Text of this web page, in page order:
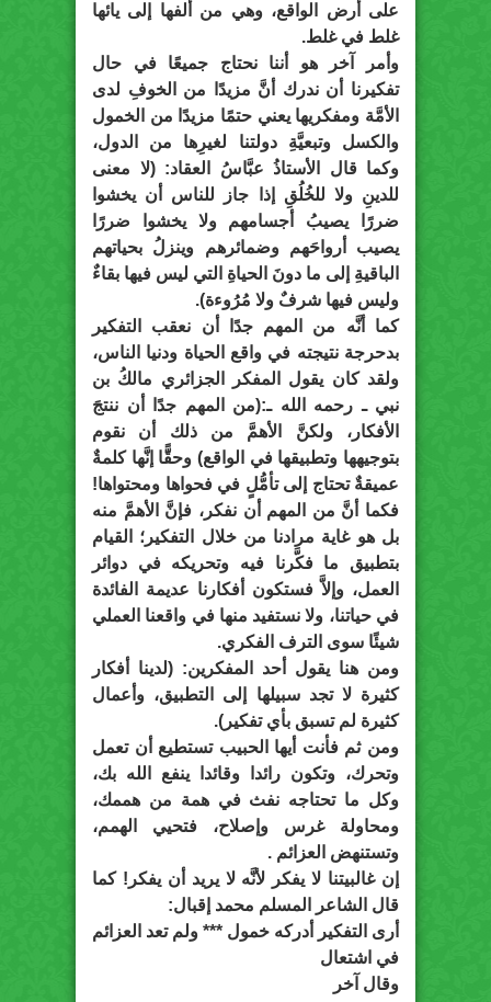
على أرض الواقع، وهي من ألفها إلى يائها
غلط في غلط.
وأمر آخر هو أننا نحتاج جميعًا في حال
تفكيرنا أن ندرك أنَّ مزيدًا من الخوفِ لدى
الأمَّة ومفكريها يعني حتمًا مزيدًا من الخمول
والكسل وتبعيَّةِ دولتنا لغيرِها من الدول،
وكما قال الأستاذُ عبَّاسُ العقاد: (لا معنى
للدينِ ولا للخُلُقِ إذا جاز للناس أن يخشوا
ضررًا يصيبُ أجسامهم ولا يخشوا ضررًا
يصيب أرواحَهم وضمائرهم وينزلُ بحياتهم
الباقيةِ إلى ما دونَ الحياةِ التي ليس فيها بقاءٌ
وليس فيها شرفٌ ولا مُرُوءة).
كما أنَّه من المهم جدًا أن نعقب التفكير
بدحرجة نتيجته في واقع الحياة ودنيا الناس،
ولقد كان يقول المفكر الجزائري مالكُ بن
نبي ـ رحمه الله ـ:(من المهم جدًا أن ننتجَ
الأفكار، ولكنَّ الأهمَّ من ذلك أن نقوم
بتوجيهها وتطبيقها في الواقع) وحقًَّا إنَّها كلمةٌ
عميقةٌ تحتاج إلى تأمُّلٍ في فحواها ومحتواها!
فكما أنَّ من المهم أن نفكر، فإنَّ الأهمَّ منه
بل هو غاية مرادنا من خلال التفكير؛ القيام
بتطبيق ما فكَّرنا فيه وتحريكه في دوائر
العمل، وإلاَّ فستكون أفكارنا عديمة الفائدة
في حياتنا، ولا نستفيد منها في واقعنا العملي
شيئًا سوى الترف الفكري.
ومن هنا يقول أحد المفكرين: (لدينا أفكار
كثيرة لا تجد سبيلها إلى التطبيق، وأعمال
كثيرة لم تسبق بأي تفكير).
ومن ثم فأنت أيها الحبيب تستطيع أن تعمل
وتحرك، وتكون رائدا وقائدا ينفع الله بك،
وكل ما تحتاجه نفث في همة من هممك،
ومحاولة غرس وإصلاح، فتحيي الهمم،
وتستنهض العزائم .
إن غالبيتنا لا يفكر لأنَّه لا يريد أن يفكر! كما
قال الشاعر المسلم محمد إقبال:
أرى التفكير أدركه خمول *** ولم تعد العزائم
في اشتعال
وقال آخر